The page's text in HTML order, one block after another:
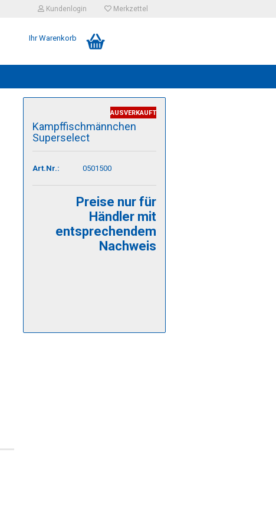
Kundenlogin Merkzettel
Ihr Warenkorb
AUSVERKAUFT
Kampffischmännchen
Superselect
Art.Nr.: 0501500
Preise nur für
Händler mit
entsprechendem
Nachweis